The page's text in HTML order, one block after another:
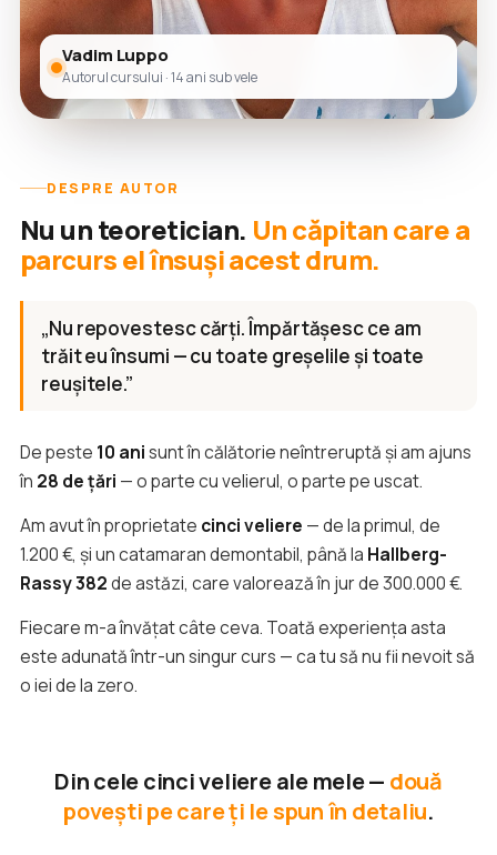
Vadim Luppo
Autorul cursului · 14 ani sub vele
DESPRE AUTOR
Nu un teoretician. Un căpitan care a
parcurs el însuși acest drum.
„Nu repovestesc cărți. Împărtășesc ce am
trăit eu însumi — cu toate greșelile și toate
reușitele.”
De peste 10 anisunt în călătorie neîntreruptă și am ajuns
în 28 de țări — o parte cu velierul, o parte pe uscat.
Am avut în proprietate cinci veliere — de la primul, de
1.200 €, și un catamaran demontabil, până la Hallberg-
Rassy 382de astăzi, care valorează în jur de 300.000 €.
Fiecare m-a învățat câte ceva. Toată experiența asta
este adunată într-un singur curs — ca tu să nu fii nevoit să
o iei de la zero.
Din cele cinci veliere ale mele — două
povești pe care ți le spun în detaliu.